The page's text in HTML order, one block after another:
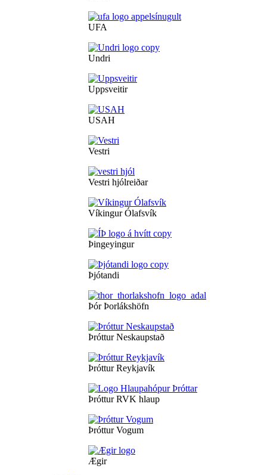
UFA
Undri
Uppsveitir
USAH
Vestri
Vestri hjólreiðar
Víkingur Ólafsvík
Þingeyingur
Þjótandi
Þór Þorlákshöfn
Þróttur Neskaupstað
Þróttur Reykjavík
Þróttur RVK hlaup
Þróttur Vogum
Ægir